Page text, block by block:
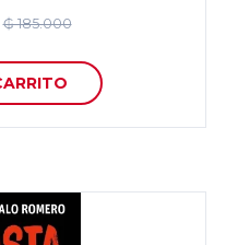
₲ 185.000